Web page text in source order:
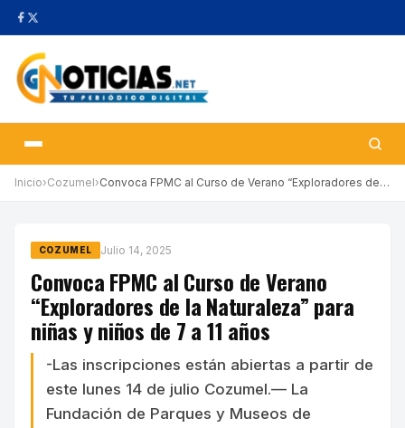
Inicio›Cozumel › Convoca FPMC al Curso de Verano “Exploradores de la Naturaleza” …
COZUMEL Julio 14, 2025
Convoca FPMC al Curso de Verano
“Exploradores de la Naturaleza” para
niñas y niños de 7 a 11 años
-Las inscripciones están abiertas a partir de
este lunes 14 de julio Cozumel.— La
Fundación de Parques y Museos de